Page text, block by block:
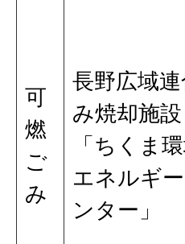
可
燃
ご
み
長野広域
み焼却施設
「ちくま
エネルギ
ンター」